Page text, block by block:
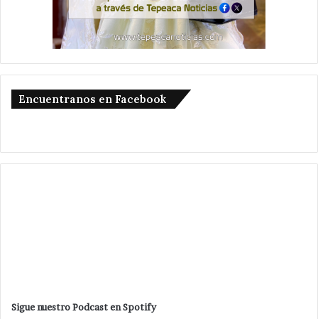
Encuentranos en Facebook
Sigue nuestro Podcast en Spotify